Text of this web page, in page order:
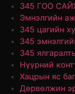
345 ГОО
Эмнэлгийн
345 цагийн
345
345
Нүүрний
Хацрын яс
Дөрвөлжин